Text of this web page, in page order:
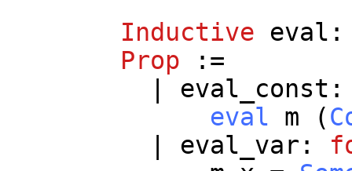
Inductive eval
Prop :=
eval_const
eval
m (
eval_var :